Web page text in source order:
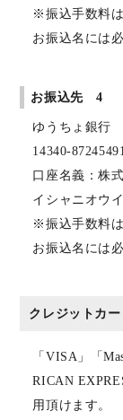
※振込手数料
お振込名には
お振込先 4
ゆうちょ銀行
14340-
口座名義：株
イシャニオウ
※振込手数料
お振込名には
クレジットカー
「VISA」「
RICAN
用頂けます。